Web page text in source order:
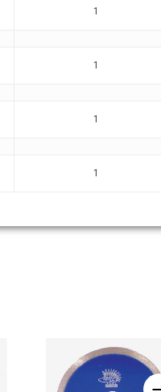
1
1
1
1